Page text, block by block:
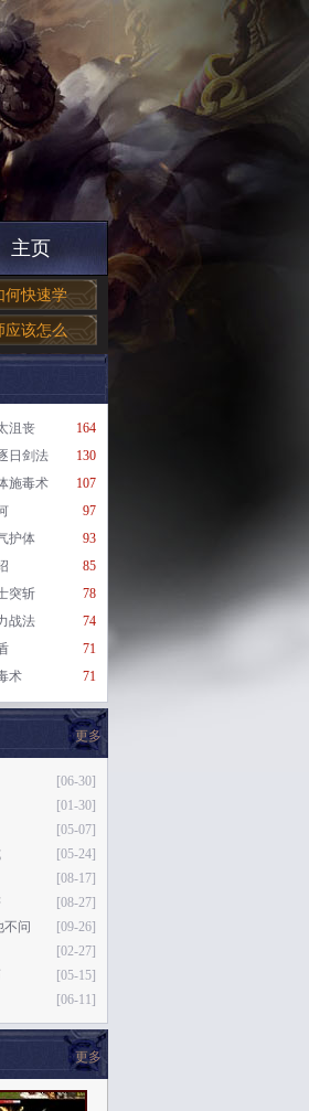
主页
何快速学
应该怎么
164
沮丧
130
日剑法
107
施毒术
97
93
护体
85
78
突斩
74
战法
71
71
术
更多
[06-30]
[01-30]
[05-07]
[05-24]
[08-17]
[08-27]
[09-26]
问
[02-27]
[05-15]
[06-11]
更多